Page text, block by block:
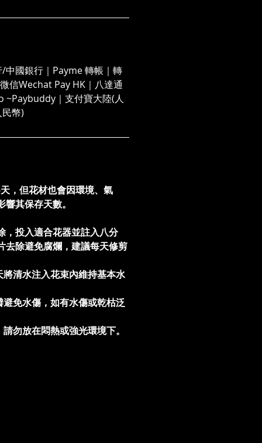
中國銀行｜Payme 轉帳｜轉
信Wechat Pay HK｜八達通
~Paybuddy｜支付寶大陸(人
幣)
，但花材也會因環境、氣
其保存天數。
，投入適合花器並註入八分
去除避免腐爛，建議每天修剪
清水注入花束內維持基本水
免水傷，如有水傷或乾枯泛
勿放在悶熱或強光環境下。